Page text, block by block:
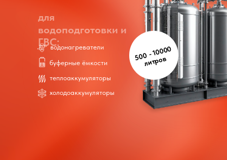
холодоаккумуляторы
теплоаккумуляторы
буферные ёмкости
водонагреватели
для
водоподготовки и
ГВС:
500 - 10000
литров